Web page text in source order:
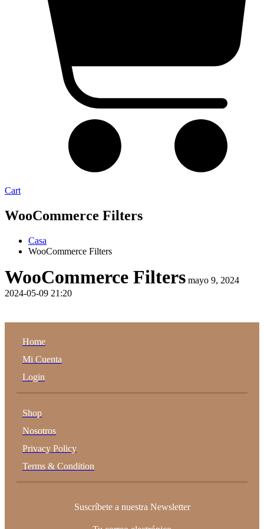
Cart
WooCommerce Filters
Casa
WooCommerce Filters
WooCommerce Filters mayo 9, 2024
2024-05-09 21:20
Home
Mi Cuenta
Login
Shop
Nosotros
Privacy Policy
Terms & Condition
Suscríbete a nuestra Newsletter